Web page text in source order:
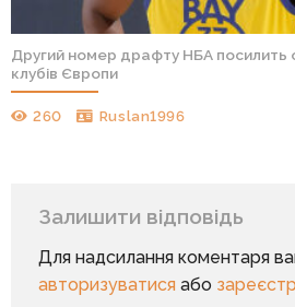
Другий номер драфту НБА посилить
клубів Європи
260 Ruslan1996
Залишити відповідь
Для надсилання коментаря
авторизуватисяабо